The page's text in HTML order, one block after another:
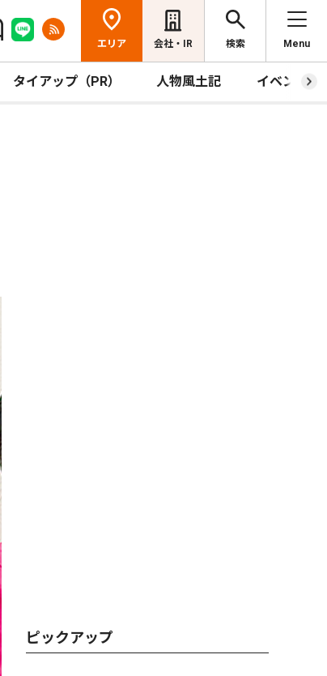
エリア 会社・IR 検索 Menu
タイアップ（PR） 人物風土記 イベント
ピックアップ